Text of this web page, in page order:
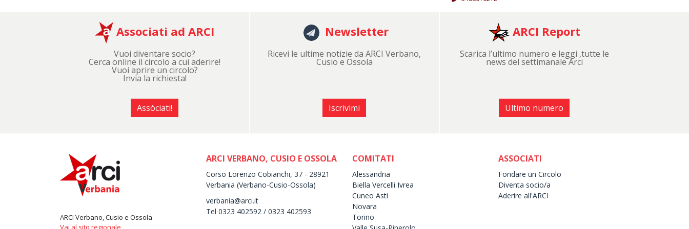
Associati ad ARCI
Vuoi diventare socio?
Cerca online il circolo a cui aderire!
Vuoi aprire un circolo?
Invia la richiesta!
Assòciati!
Newsletter
Ricevi le ultime notizie da ARCI Verbano,
Cusio e Ossola
Iscrivimi
ARCI Report
Scarica l’ultimo numero e leggi ,tutte le
news del settimanale Arci
Ultimo numero
ARCI Verbano, Cusio e Ossola
Vai al sito regionale
ARCI VERBANO, CUSIO E OSSOLA
Corso Lorenzo Cobianchi, 37 - 28921
Verbania (Verbano-Cusio-Ossola)
verbania@arci.it
Tel 0323 402592 / 0323 402593
COMITATI
Alessandria
Biella Vercelli Ivrea
Cuneo Asti
Novara
Torino
ASSOCIATI
Fondare un Circolo
Diventa socio/a
Aderire all'ARCI